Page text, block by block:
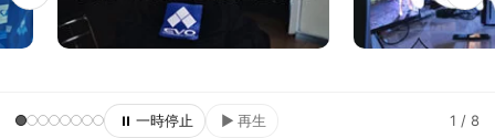
⏸ 一時停止 ▶ 再生 1 / 8